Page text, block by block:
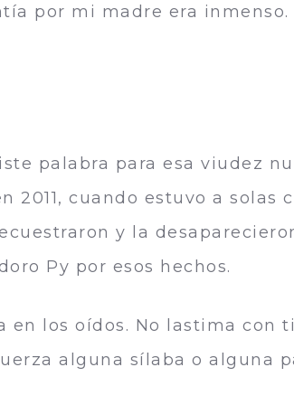
por mi madre era inmenso.
palabra para esa viudez
cuando estuvo a solas
y la
Py por esos hechos.
los oídos. No lastima con
alguna sílaba o alguna